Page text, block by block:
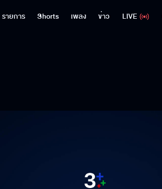
รายการ Shorts เพลง ข่าว LIVE